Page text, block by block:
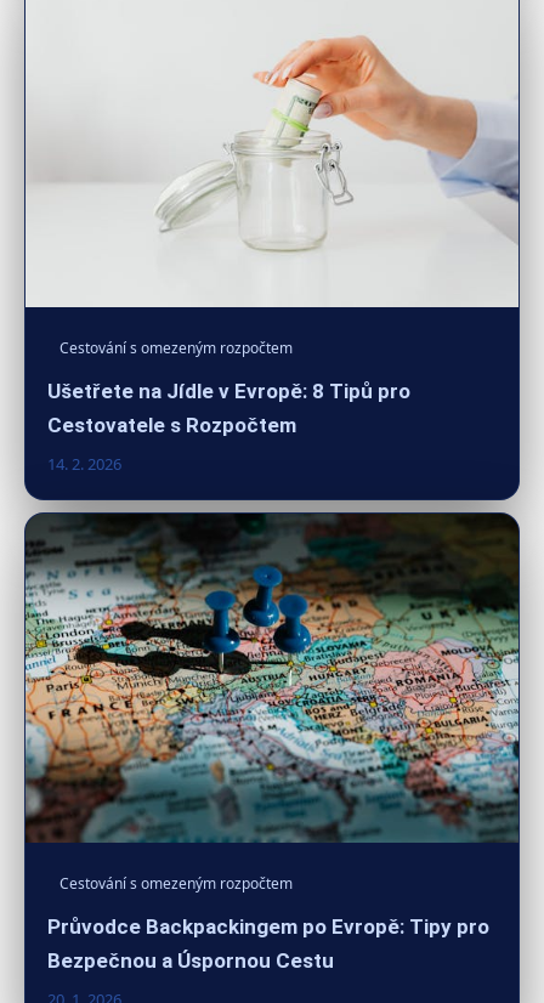
Cestování s omezeným rozpočtem
Ušetřete na Jídle v Evropě: 8 Tipů pro
Cestovatele s Rozpočtem
14. 2. 2026
Cestování s omezeným rozpočtem
Průvodce Backpackingem po Evropě: Tipy pro
Bezpečnou a Úspornou Cestu